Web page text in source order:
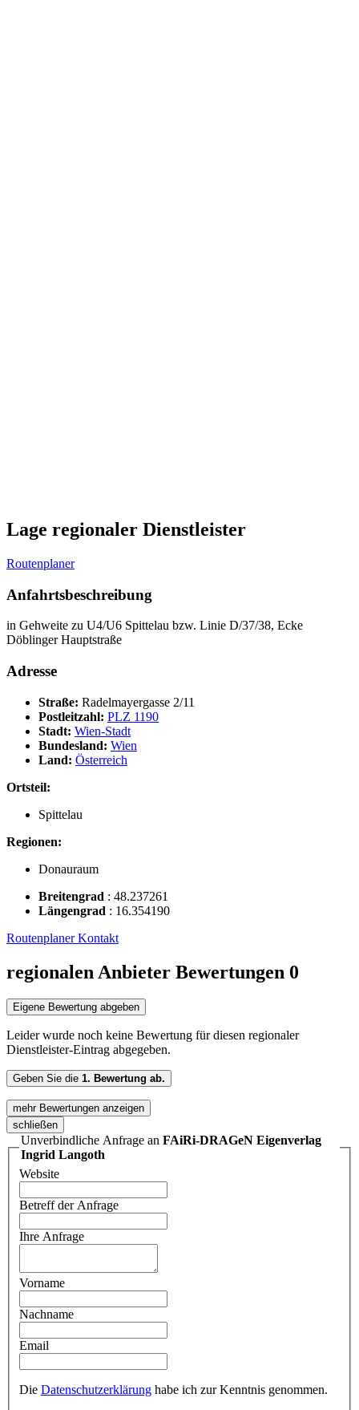
Lage regionaler Dienstleister
Routenplaner
Anfahrtsbeschreibung
in Gehweite zu U4/U6 Spittelau bzw. Linie D/37/38, Ecke
Döblinger Hauptstraße
Adresse
Straße: Radelmayergasse 2/11
Postleitzahl: PLZ 1190
Stadt: Wien-Stadt
Bundesland: Wien
Land: Österreich
Ortsteil:
Spittelau
Regionen:
Donauraum
Breitengrad : 48.237261
Längengrad : 16.354190
RoutenplanerKontakt
regionalen Anbieter Bewertungen 0
Eigene Bewertung abgeben
Leider wurde noch keine Bewertung für diesen regionaler
Dienstleister-Eintrag abgegeben.
Geben Sie die 1. Bewertung ab.
mehr Bewertungen anzeigen
schließen
Unverbindliche Anfrage an FAiRi-DRAGeN Eigenverlag
Ingrid Langoth
Website
Betreff der Anfrage
Ihre Anfrage
Vorname
Nachname
Email
Die Datenschutzerklärung habe ich zur Kenntnis genommen.